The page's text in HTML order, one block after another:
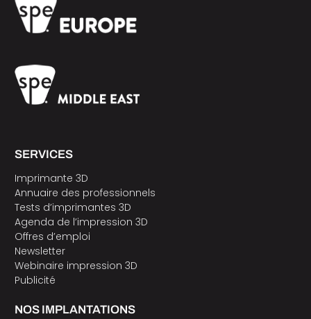
SERVICES
Imprimante 3D
Annuaire des professionnels
Tests d’imprimantes 3D
Agenda de l’impression 3D
Offres d’emploi
Newsletter
Webinaire impression 3D
Publicité
NOS IMPLANTATIONS